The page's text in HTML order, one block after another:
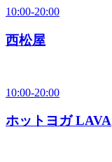
10:00-20:00
西松屋
10:00-20:00
ホットヨガ LAVA